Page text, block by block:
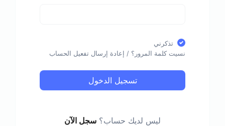
تذكرني
نسيت كلمة المرور؟ / إعادة إرسال تفعيل الحساب
تسجيل الدخول
ليس لديك حساب؟ سجل الآن